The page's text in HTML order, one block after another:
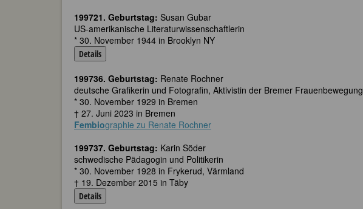
199721. Geburtstag: Susan Gubar
US-amerikanische Literaturwissenschaftlerin
* 30. November 1944 in Brooklyn NY
Details
199736. Geburtstag: Renate Rochner
deutsche Grafikerin und Fotografin, Aktivistin der Bremer Frauenbewegung
* 30. November 1929 in Bremen
† 27. Juni 2023 in Bremen
Fembiographie zu Renate Rochner
199737. Geburtstag: Karin Söder
schwedische Pädagogin und Politikerin
* 30. November 1928 in Frykerud, Värmland
† 19. Dezember 2015 in Täby
Details